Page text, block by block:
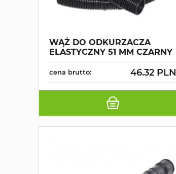
WĄŻ DO ODKURZACZA
ELASTYCZNY 51 MM CZARNY
cena brutto: 46.32 PLN